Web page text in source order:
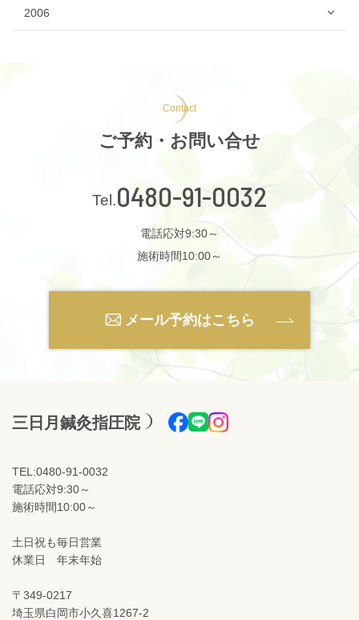
2006
Contact
ご予約・お問い合せ
0480-91-0032
電話応対9:30～
施術時間10:00～
メール予約はこちら
三日月鍼灸指圧院
TEL:0480-91-0032
電話応対9:30～
施術時間10:00～
土日祝も毎日営業
休業日 年末年始
〒349-0217
埼玉県白岡市小久喜1267-2